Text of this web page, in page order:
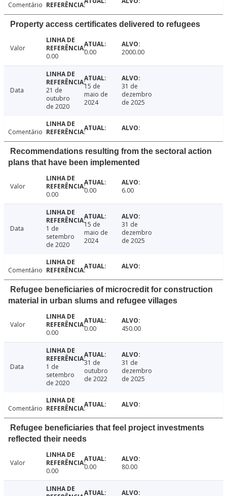
Comentário
Property access certificates delivered to refugees
Valor
0.00
0.00 2000.00
Data
21 de
outubro
de 2020
15 de
maio de
2024
31 de
dezembro
de 2025
Comentário
Recommendations resulting from the sectoral action
plans that have been implemented
Valor
0.00
0.00 6.00
Data
1 de
setembro
de 2020
15 de
maio de
2024
31 de
dezembro
de 2025
Comentário
Refugee beneficiaries of microcredit for construction
material in urban slums and refugee villages
Valor
0.00
0.00 450.00
Data
1 de
setembro
de 2020
31 de
outubro
de 2022
31 de
dezembro
de 2025
Comentário
Refugee beneficiaries that feel project investments
reflected their needs
Valor
0.00
0.00 80.00